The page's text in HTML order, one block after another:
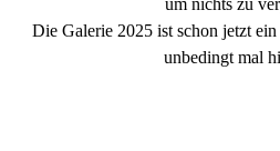
um nichts zu
Die Galerie 2025 ist schon jetzt
unbedingt mal